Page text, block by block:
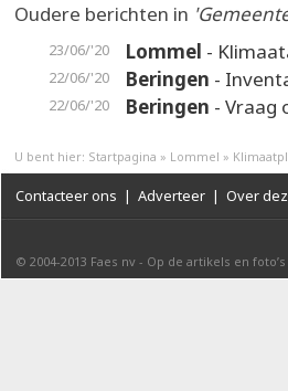
Oudere berichten in
23/06/'20 Lommel -
22/06/'20 Beringen -
22/06/'20 Beringen - Vraag
U bent hier: Startpagina » Lommel »
Contacteer ons | Adverteer | Over
© 2004-2013 Faes nv - Op de artikels en